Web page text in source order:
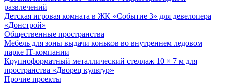
развлечений
Детская игровая комната в ЖК «Событие 3» для девелопера
«Донстрой»
Общественные пространства
Мебель для зоны выдачи коньков во внутреннем ледовом
парке IT-компании
Крупноформатный металлический стеллаж 10 × 7 м для
пространства «Дворец культур»
Прочие проекты